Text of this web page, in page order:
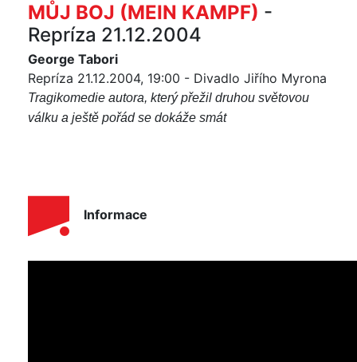
MŮJ BOJ (MEIN KAMPF) -
Repríza 21.12.2004
George Tabori
Repríza 21.12.2004, 19:00 - Divadlo Jiřího Myrona
Tragikomedie autora, který přežil druhou světovou
válku a ještě pořád se dokáže smát
Informace